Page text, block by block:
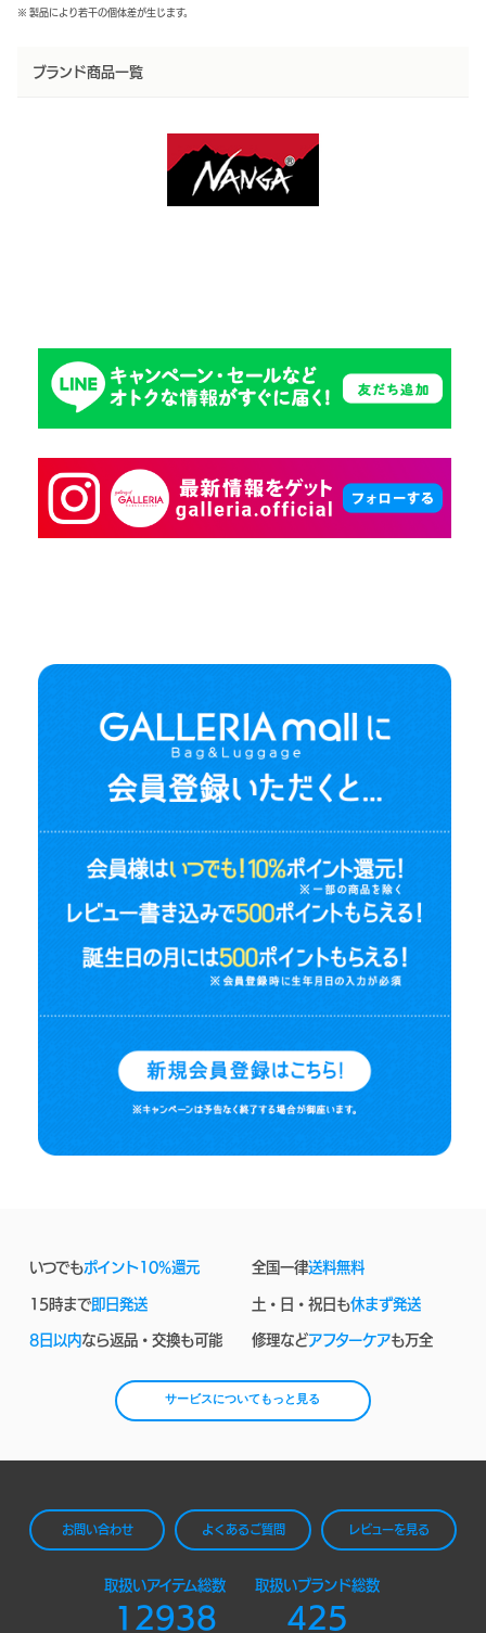
※ 製品により若干の個体差が生じます。
ブランド商品一覧
いつでもポイント10%還元 全国一律送料無料
15時まで即日発送 土・日・祝日も休まず発送
8日以内なら返品・交換も可能 修理などアフターケアも万全
サービスについてもっと見る
お問い合わせ よくあるご質問 レビューを見る
取扱いアイテム総数
12938
取扱いブランド総数
425